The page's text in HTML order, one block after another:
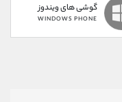
گوشی های ویندوز
WINDOWS PHONE